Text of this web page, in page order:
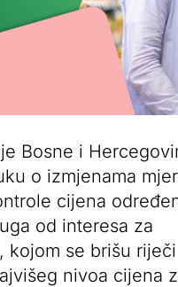
Bosne i
o izmjenama
cijena
od interesa za
kojom se brišu riječi
nivoa cijena